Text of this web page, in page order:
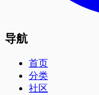
导航
首页
分类
社区